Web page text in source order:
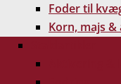
Foder til
Korn, majs